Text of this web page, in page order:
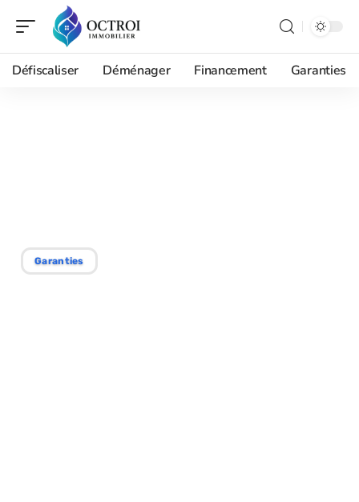
Défiscaliser Déménager Financement Garanties
Garanties